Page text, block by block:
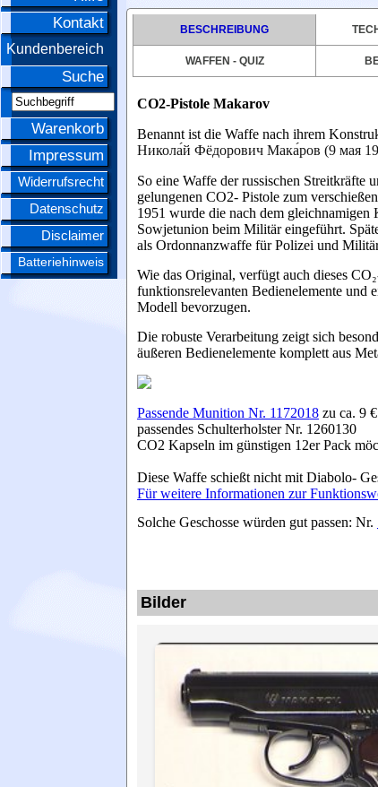
Kontakt
Kundenbereich
Suche
Warenkorb
Impressum
Widerrufsrecht
Datenschutz
Disclaimer
Batteriehinweis
BESCHREIBUNG
WAFFEN - QUIZ
CO2-Pistole Makarov
Benannt ist die Waffe nach ihrem
Никола́й Фёдорович Мака́ров (9 мая
So eine Waffe der russischen Streitkräfte
gelungenen CO2- Pistole zum
1951 wurde die nach dem
Sowjetunion beim Militär eingeführt.
als Ordonnanzwaffe für Polizei und
Wie das Original, verfügt auch dieses
funktionsrelevanten Bedienelemente und
Modell bevorzugen.
Die robuste Verarbeitung zeigt sich
äußeren Bedienelemente komplett aus
Passende Munition Nr. 1172018 zu ca. 9
passendes Schulterholster Nr. 1260130
CO2 Kapseln im günstigen 12er Pack
Diese Waffe schießt nicht mit Diabolo-
Für weitere Informationen zur
Solche Geschosse würden gut passen: Nr.
Bilder